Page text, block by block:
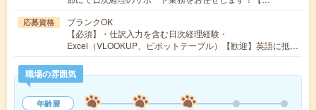
応募資格
ブランクOK
【必須】・仕訳入力を含む日次経理経験・
Excel（VLOOKUP、ピボットテーブル）【歓迎】英語に抵…
職場の雰囲気
年齢層